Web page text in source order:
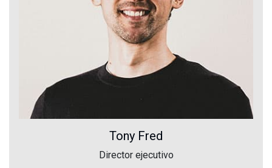
Tony Fred
Director ejecutivo